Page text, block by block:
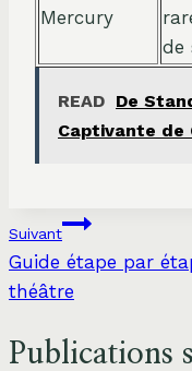
Mercury
de
READ De
Captivante de
Navigation
de
Suivant
Guide étape par
théâtre
Publications